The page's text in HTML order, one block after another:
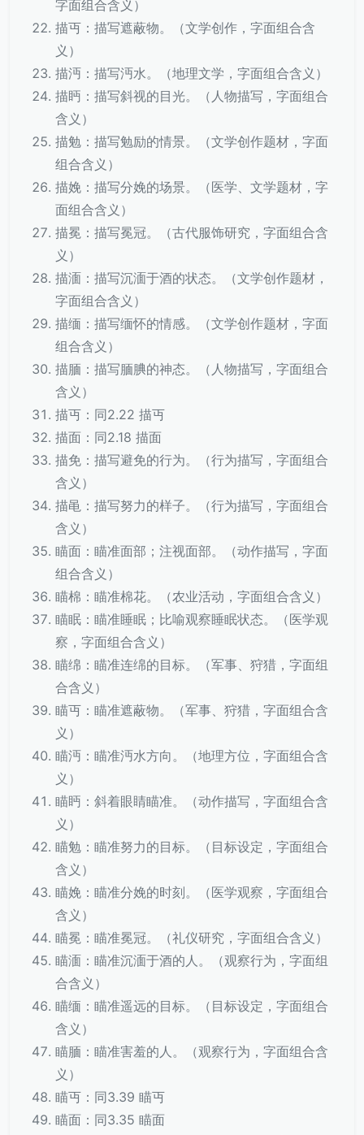
字面组合含义）
描丏：描写遮蔽物。（文学创作，字面组合含
义）
描沔：描写沔水。（地理文学，字面组合含义）
描眄：描写斜视的目光。（人物描写，字面组合
含义）
描勉：描写勉励的情景。（文学创作题材，字面
组合含义）
描娩：描写分娩的场景。（医学、文学题材，字
面组合含义）
描冕：描写冕冠。（古代服饰研究，字面组合含
义）
描湎：描写沉湎于酒的状态。（文学创作题材，
字面组合含义）
描缅：描写缅怀的情感。（文学创作题材，字面
组合含义）
描腼：描写腼腆的神态。（人物描写，字面组合
含义）
描丏：同2.22 描丏
描面：同2.18 描面
描免：描写避免的行为。（行为描写，字面组合
含义）
描黾：描写努力的样子。（行为描写，字面组合
含义）
瞄面：瞄准面部；注视面部。（动作描写，字面
组合含义）
瞄棉：瞄准棉花。（农业活动，字面组合含义）
瞄眠：瞄准睡眠；比喻观察睡眠状态。（医学观
察，字面组合含义）
瞄绵：瞄准连绵的目标。（军事、狩猎，字面组
合含义）
瞄丏：瞄准遮蔽物。（军事、狩猎，字面组合含
义）
瞄沔：瞄准沔水方向。（地理方位，字面组合含
义）
瞄眄：斜着眼睛瞄准。（动作描写，字面组合含
义）
瞄勉：瞄准努力的目标。（目标设定，字面组合
含义）
瞄娩：瞄准分娩的时刻。（医学观察，字面组合
含义）
瞄冕：瞄准冕冠。（礼仪研究，字面组合含义）
瞄湎：瞄准沉湎于酒的人。（观察行为，字面组
合含义）
瞄缅：瞄准遥远的目标。（目标设定，字面组合
含义）
瞄腼：瞄准害羞的人。（观察行为，字面组合含
义）
瞄丏：同3.39 瞄丏
瞄面：同3.35 瞄面